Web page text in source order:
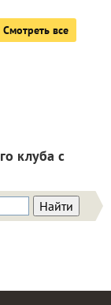
Смотреть все
клуба с